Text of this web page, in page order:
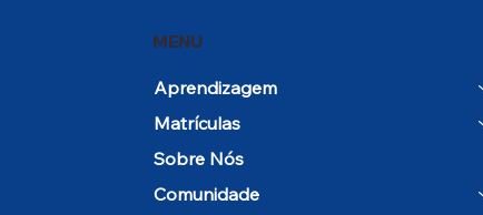
MENU
Aprendizagem
Matrículas
Sobre Nós
Comunidade